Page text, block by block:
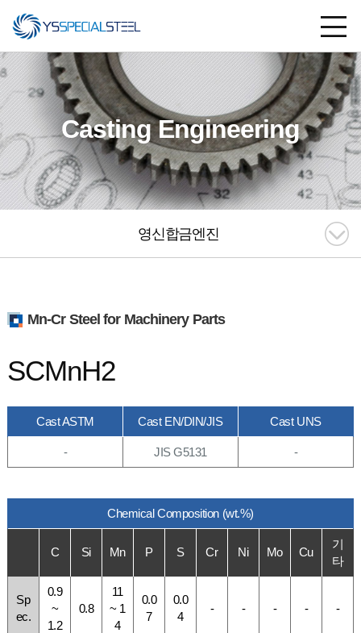
Casting Engineering
영신합금엔진
Mn-Cr Steel for Machinery Parts
SCMnH2
Cast ASTM Cast EN/DIN/JIS Cast UNS
- JIS G5131 -
Chemical Composition (wt.%)
C Si Mn P S Cr Ni Mo Cu
기
타
Sp
ec.
0.9
~
1.2
0.8
11
~ 1
4
0.0
7
0.0
4
- - - - -